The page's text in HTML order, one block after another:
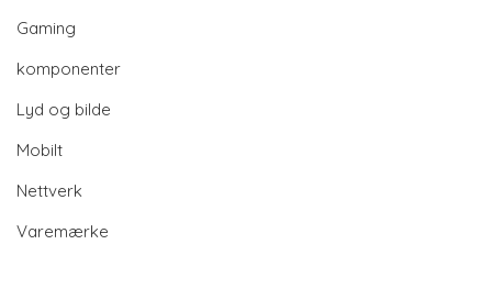
Gaming
komponenter
Lyd og bilde
Mobilt
Nettverk
Varemærke